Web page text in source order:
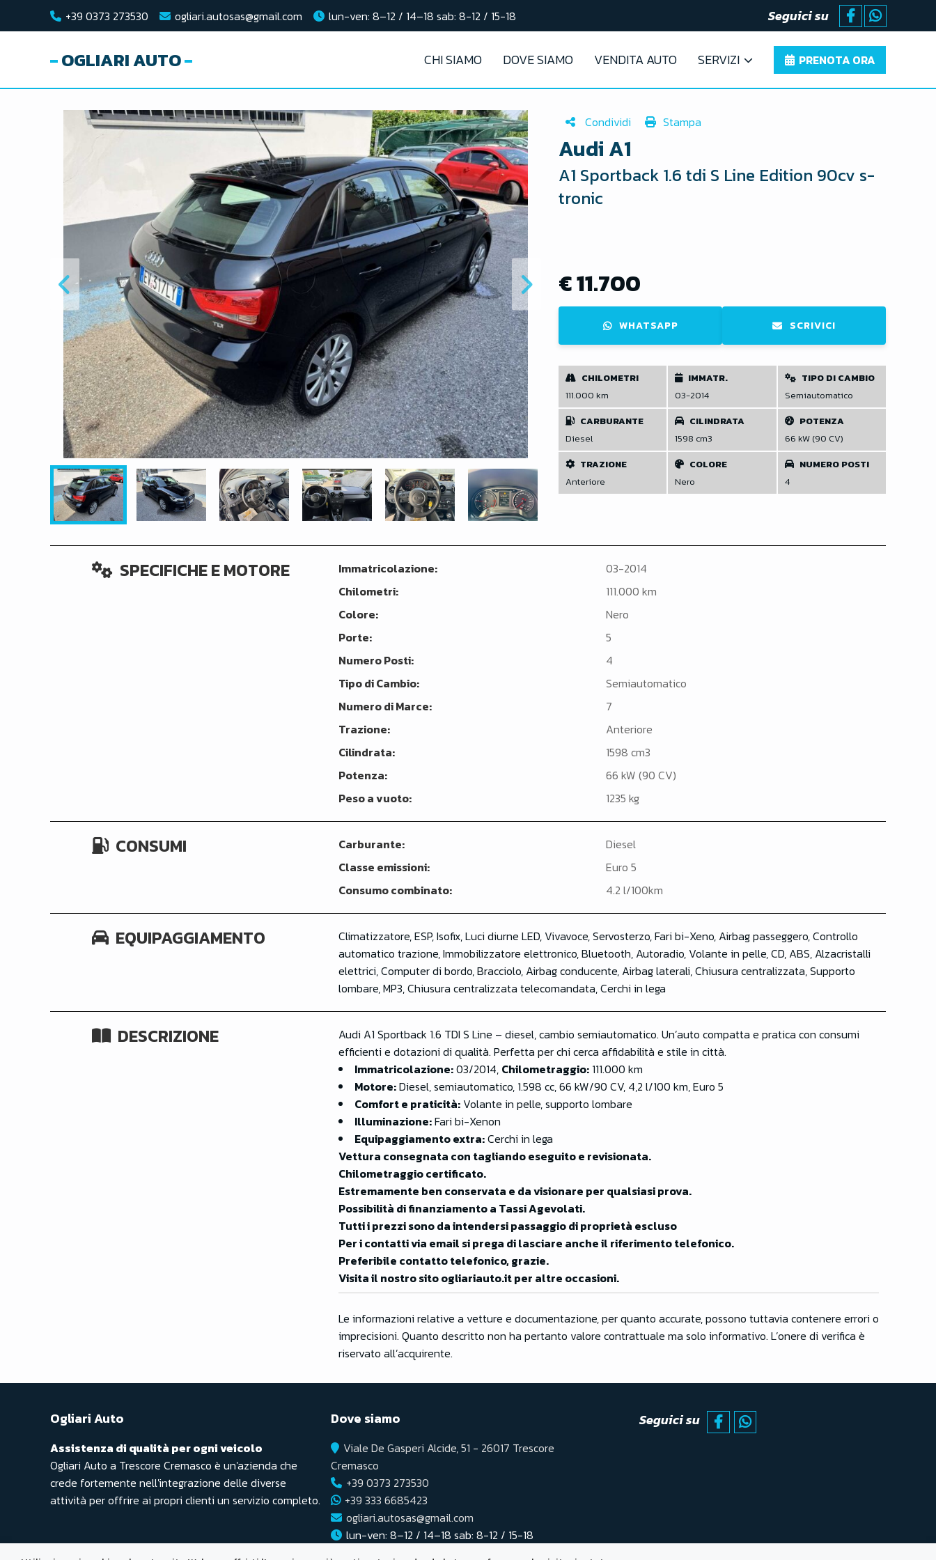
+39 0373 273530 ogliari.autosas@gmail.com lun-ven: 8–12 / 14–18 sab: 8-12 / 15-18 Seguici su
OGLIARI AUTO CHI SIAMO DOVE SIAMO VENDITA AUTO SERVIZI PRENOTA ORA
Condividi Stampa
Audi A1
A1 Sportback 1.6 tdi S Line Edition 90cv s-
tronic
€ 11.700
WHATSAPP SCRIVICI
CHILOMETRI
111.000 km
IMMATR.
03-2014
TIPO DI CAMBIO
Semiautomatico
CARBURANTE
Diesel
CILINDRATA
1598 cm3
POTENZA
66 kW (90 CV)
TRAZIONE
Anteriore
COLORE
Nero
NUMERO POSTI
4
SPECIFICHE E MOTORE Immatricolazione:
03-2014
Chilometri:
111.000 km
Colore:
Nero
Porte:
5
Numero Posti:
4
Tipo di Cambio:
Semiautomatico
Numero di Marce:
7
Trazione:
Anteriore
Cilindrata:
1598 cm3
Potenza:
66 kW (90 CV)
Peso a vuoto:
1235 kg
CONSUMI Carburante:
Diesel
Classe emissioni:
Euro 5
Consumo combinato:
4.2 l/100km
EQUIPAGGIAMENTO
Climatizzatore, ESP, Isofix, Luci diurne LED, Vivavoce, Servosterzo, Fari bi-Xeno, Airbag passeggero, Controllo
automatico trazione, Immobilizzatore elettronico, Bluetooth, Autoradio, Volante in pelle, CD, ABS, Alzacristalli
elettrici, Computer di bordo, Bracciolo, Airbag conducente, Airbag laterali, Chiusura centralizzata, Supporto
lombare, MP3, Chiusura centralizzata telecomandata, Cerchi in lega
DESCRIZIONE
Audi A1 Sportback 1.6 TDI S Line – diesel, cambio semiautomatico. Un’auto compatta e pratica con consumi
efficienti e dotazioni di qualità. Perfetta per chi cerca affidabilità e stile in città.
Immatricolazione:03/2014, Chilometraggio: 111.000 km
Motore:Diesel, semiautomatico, 1.598 cc, 66 kW/90 CV, 4,2 l/100 km, Euro 5
Comfort e praticità: Volante in pelle, supporto lombare
Illuminazione:Fari bi-Xenon
Equipaggiamento extra:Cerchi in lega
Vettura consegnata con tagliando eseguito e revisionata.
Chilometraggio certificato.
Estremamente ben conservata e da visionare per qualsiasi prova.
Possibilità di finanziamento a Tassi Agevolati.
Tutti i prezzi sono da intendersi passaggio di proprietà escluso
Per i contatti via email si prega di lasciare anche il riferimento telefonico.
Preferibile contatto telefonico, grazie.
Visita il nostro sito ogliariauto.it per altre occasioni.
Le informazioni relative a vetture e documentazione, per quanto accurate, possono tuttavia contenere errori o
imprecisioni. Quanto descritto non ha pertanto valore contrattuale ma solo informativo. L’onere di verifica è
riservato all’acquirente.
Ogliari Auto
Assistenza di qualità per ogni veicolo
Ogliari Auto a Trescore Cremasco è un'azienda che
crede fortemente nell'integrazione delle diverse
attività per offrire ai propri clienti un servizio completo.
Dove siamo
Viale De Gasperi Alcide, 51 - 26017 Trescore
Cremasco
+39 0373 273530
+39 333 6685423
ogliari.autosas@gmail.com
lun-ven: 8–12 / 14–18 sab: 8-12 / 15-18
Seguici su